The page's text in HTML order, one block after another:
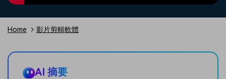
Home 影片剪輯軟體
AI 摘要